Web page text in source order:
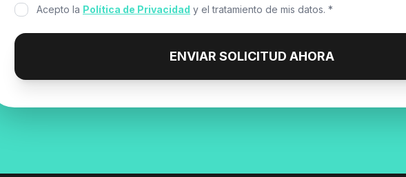
Acepto la Política de Privacidad y el tratamiento de mis datos. *
ENVIAR SOLICITUD AHORA